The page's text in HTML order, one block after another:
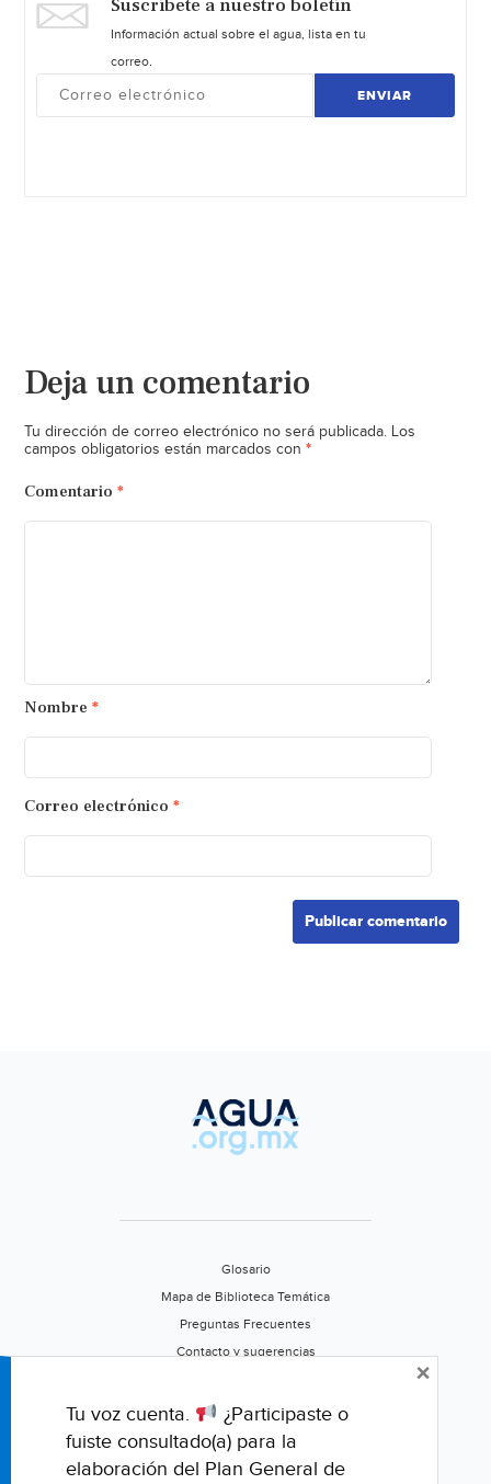
Suscríbete a nuestro boletín
Información actual sobre el agua, lista en tu
correo.
ENVIAR
Deja un comentario
Tu dirección de correo electrónico no será publicada. Los
campos obligatorios están marcados con *
Comentario *
Nombre *
Correo electrónico *
Glosario
Mapa de Biblioteca Temática
Preguntas Frecuentes
Contacto y sugerencias
Califica este portal
Tu voz cuenta.
¿Participaste o
fuiste consultado(a) para la
elaboración del Plan General de
×